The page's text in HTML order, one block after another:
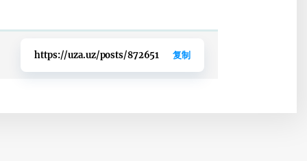
https://uza.uz/posts/872651 复制